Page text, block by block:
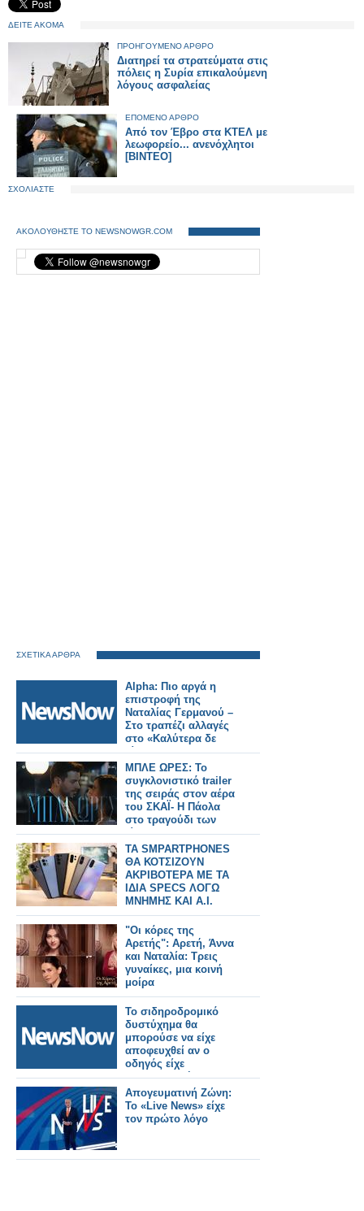
ΔΕΙΤΕ ΑΚΟΜΑ
ΠΡΟΗΓΟΥΜΕΝΟ ΑΡΘΡΟ
Διατηρεί τα στρατεύματα στις
πόλεις η Συρία επικαλούμενη
λόγους ασφαλείας
ΕΠΟΜΕΝΟ ΑΡΘΡΟ
Από τον Έβρο στα ΚΤΕΛ με
λεωφορείο... ανενόχλητοι
[ΒΙΝΤΕΟ]
ΣΧΟΛΙΑΣΤΕ
ΑΚΟΛΟΥΘΗΣΤΕ ΤΟ NEWSNOWGR.COM
ΣΧΕΤΙΚΑ ΑΡΘΡΑ
Alpha: Πιο αργά η
επιστροφή της
Ναταλίας Γερμανού –
Στο τραπέζι αλλαγές
στο «Καλύτερα δε
γίνεται»
ΜΠΛΕ ΩΡΕΣ: Το
συγκλονιστικό trailer
της σειράς στον αέρα
του ΣΚΑΪ- Η Πάολα
στο τραγούδι των
τίτλων
TA SMPARTPHONES
ΘΑ ΚΟΤΣΙΖΟΥΝ
ΑΚΡΙΒΟΤΕΡΑ ΜΕ ΤΑ
ΙΔΙΑ SPECS ΛΟΓΩ
ΜΝΗΜΗΣ ΚΑΙ Α.Ι.
"Οι κόρες της
Αρετής": Αρετή, Άννα
και Ναταλία: Τρεις
γυναίκες, μια κοινή
μοίρα
Το σιδηροδρομικό
δυστύχημα θα
μπορούσε να είχε
αποφευχθεί αν ο
οδηγός είχε
χρησιμοποιήσει το
σύστημα έκτακτης
ανάγκης σύμφωνα με
έρευνα.
Απογευματινή Ζώνη:
Το «Live News» είχε
τον πρώτο λόγο